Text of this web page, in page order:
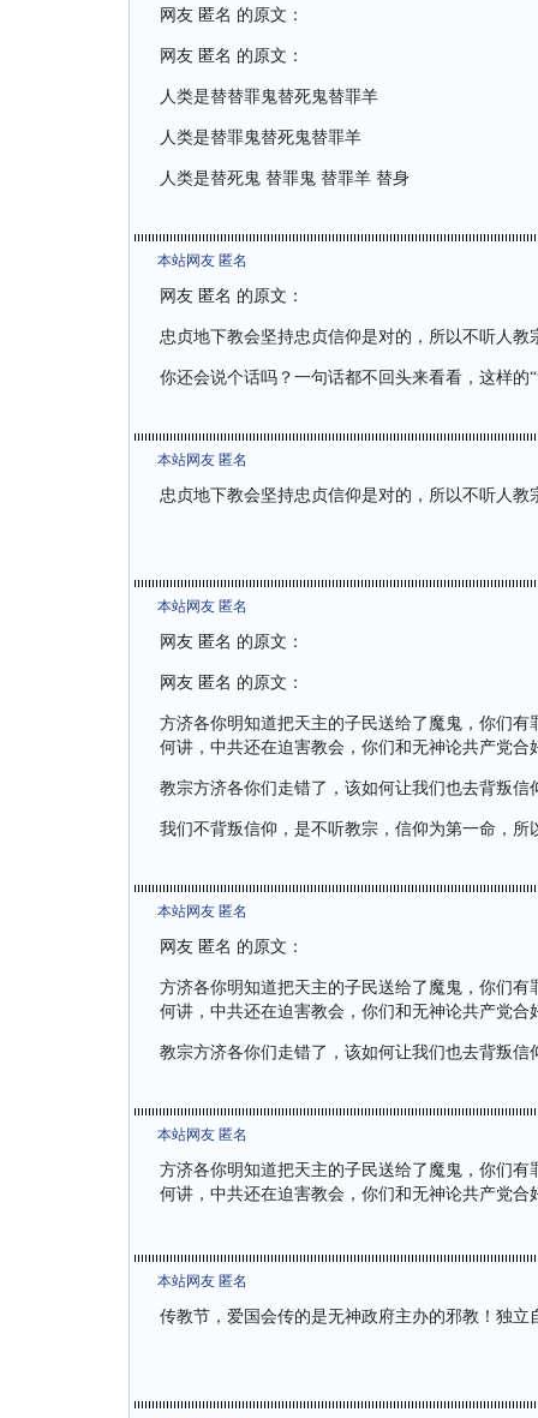
网友 匿名 的原文：
网友 匿名 的原文：
人类是替替罪鬼替死鬼替罪羊
人类是替罪鬼替死鬼替罪羊
人类是替死鬼 替罪鬼 替罪羊 替身
本站网友 匿名
网友 匿名 的原文：
忠贞地下教会坚持忠贞信仰是对的，所以不听人
你还会说个话吗？一句话都不回头来看看，这样的
本站网友 匿名
忠贞地下教会坚持忠贞信仰是对的，所以不听人
本站网友 匿名
网友 匿名 的原文：
网友 匿名 的原文：
方济各你明知道把天主的子民送给了魔鬼，你们
何讲，中共还在迫害教会，你们和无神论共产党合
教宗方济各你们走错了，该如何让我们也去背叛信
我们不背叛信仰，是不听教宗，信仰为第一命，所
本站网友 匿名
网友 匿名 的原文：
方济各你明知道把天主的子民送给了魔鬼，你们
何讲，中共还在迫害教会，你们和无神论共产党合
教宗方济各你们走错了，该如何让我们也去背叛信
本站网友 匿名
方济各你明知道把天主的子民送给了魔鬼，你们
何讲，中共还在迫害教会，你们和无神论共产党合
本站网友 匿名
传教节，爱国会传的是无神政府主办的邪教！独立